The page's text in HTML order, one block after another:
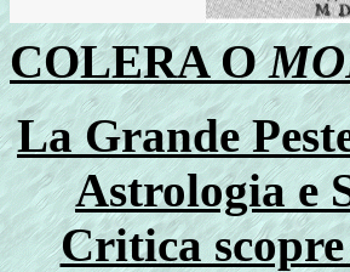
COLERA O
La Grande
Astrologia e
Critica